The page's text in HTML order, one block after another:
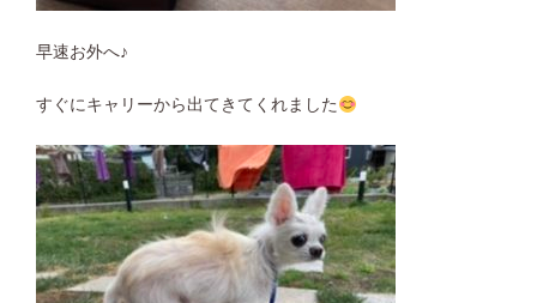
早速お外へ♪
すぐにキャリーから出てきてくれました